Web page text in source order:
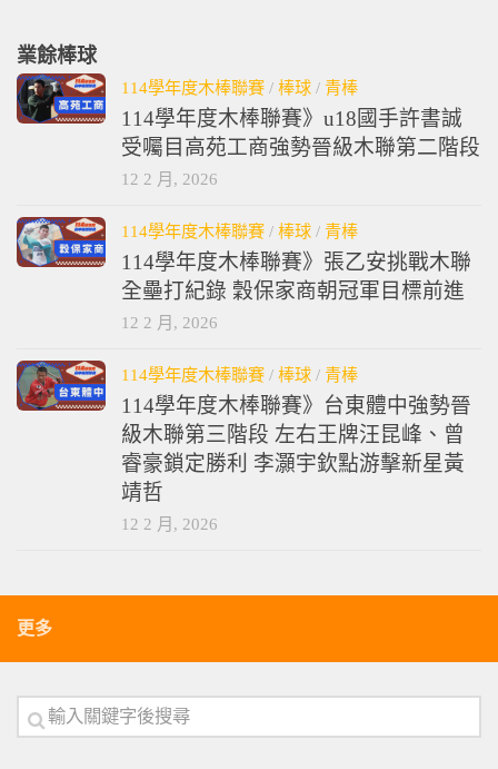
業餘棒球
114學年度木棒聯賽 / 棒球 / 青棒
114學年度木棒聯賽》u18國手許書誠
受囑目高苑工商強勢晉級木聯第二階段
12 2 月, 2026
114學年度木棒聯賽 / 棒球 / 青棒
114學年度木棒聯賽》張乙安挑戰木聯
全壘打紀錄 穀保家商朝冠軍目標前進
12 2 月, 2026
114學年度木棒聯賽 / 棒球 / 青棒
114學年度木棒聯賽》台東體中強勢晉
級木聯第三階段 左右王牌汪昆峰、曾
睿豪鎖定勝利 李灝宇欽點游擊新星黃
靖哲
12 2 月, 2026
更多